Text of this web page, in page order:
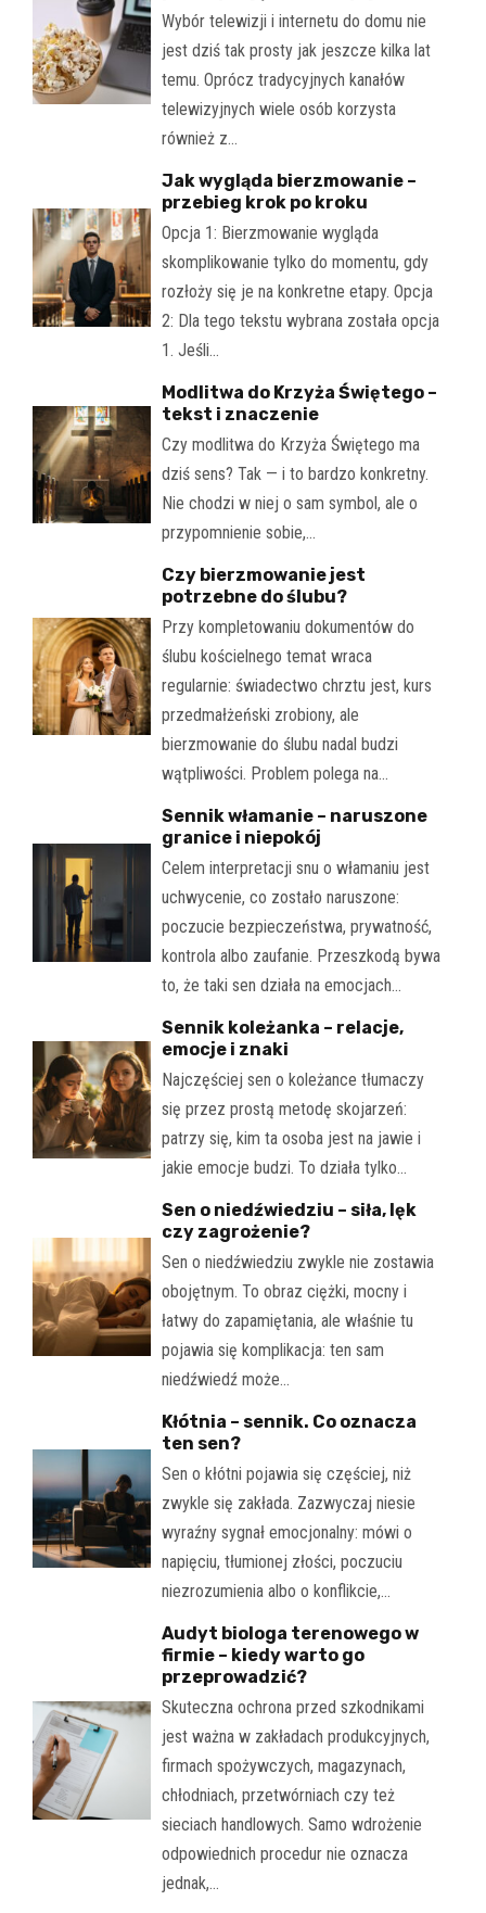
Wybór telewizji i internetu do domu nie
jest dziś tak prosty jak jeszcze kilka lat
temu. Oprócz tradycyjnych kanałów
telewizyjnych wiele osób korzysta
również z…
Jak wygląda bierzmowanie –
przebieg krok po kroku
Opcja 1: Bierzmowanie wygląda
skomplikowanie tylko do momentu, gdy
rozłoży się je na konkretne etapy. Opcja
2: Dla tego tekstu wybrana została opcja
1. Jeśli…
Modlitwa do Krzyża Świętego –
tekst i znaczenie
Czy modlitwa do Krzyża Świętego ma
dziś sens? Tak — i to bardzo konkretny.
Nie chodzi w niej o sam symbol, ale o
przypomnienie sobie,…
Czy bierzmowanie jest
potrzebne do ślubu?
Przy kompletowaniu dokumentów do
ślubu kościelnego temat wraca
regularnie: świadectwo chrztu jest, kurs
przedmałżeński zrobiony, ale
bierzmowanie do ślubu nadal budzi
wątpliwości. Problem polega na…
Sennik włamanie – naruszone
granice i niepokój
Celem interpretacji snu o włamaniu jest
uchwycenie, co zostało naruszone:
poczucie bezpieczeństwa, prywatność,
kontrola albo zaufanie. Przeszkodą bywa
to, że taki sen działa na emocjach…
Sennik koleżanka – relacje,
emocje i znaki
Najczęściej sen o koleżance tłumaczy
się przez prostą metodę skojarzeń:
patrzy się, kim ta osoba jest na jawie i
jakie emocje budzi. To działa tylko…
Sen o niedźwiedziu – siła, lęk
czy zagrożenie?
Sen o niedźwiedziu zwykle nie zostawia
obojętnym. To obraz ciężki, mocny i
łatwy do zapamiętania, ale właśnie tu
pojawia się komplikacja: ten sam
niedźwiedź może…
Kłótnia – sennik. Co oznacza
ten sen?
Sen o kłótni pojawia się częściej, niż
zwykle się zakłada. Zazwyczaj niesie
wyraźny sygnał emocjonalny: mówi o
napięciu, tłumionej złości, poczuciu
niezrozumienia albo o konflikcie,…
Audyt biologa terenowego w
firmie – kiedy warto go
przeprowadzić?
Skuteczna ochrona przed szkodnikami
jest ważna w zakładach produkcyjnych,
firmach spożywczych, magazynach,
chłodniach, przetwórniach czy też
sieciach handlowych. Samo wdrożenie
odpowiednich procedur nie oznacza
jednak,…